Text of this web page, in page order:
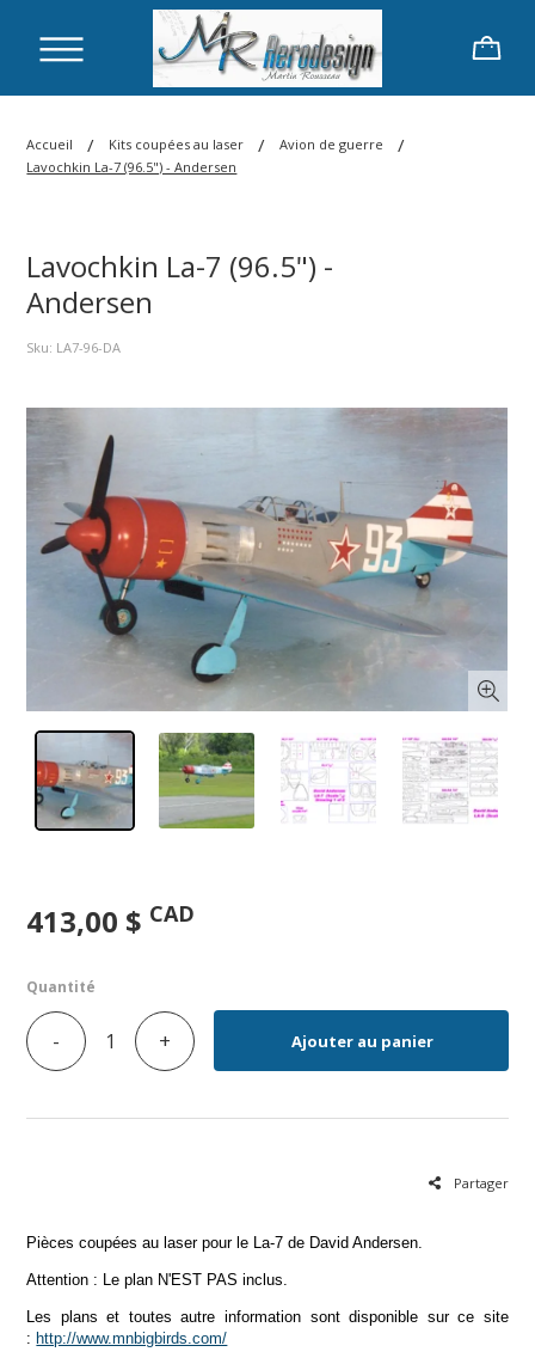
Accueil / Kits coupées au laser / Avion de guerre /
Lavochkin La-7 (96.5") - Andersen
Lavochkin La-7 (96.5") -
Andersen
Sku: LA7-96-DA
413,00 $ CAD
Quantité
- + Ajouter au panier
Partager
Pièces coupées au laser pour le La-7 de David Andersen.
Attention : Le plan N'EST PAS inclus.
Les plans et toutes autre information sont disponible sur ce site
:http://www.mnbigbirds.com/